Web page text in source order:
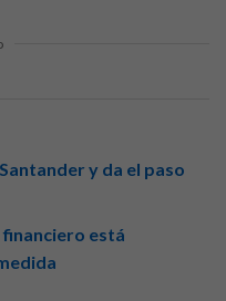
y da el paso
está